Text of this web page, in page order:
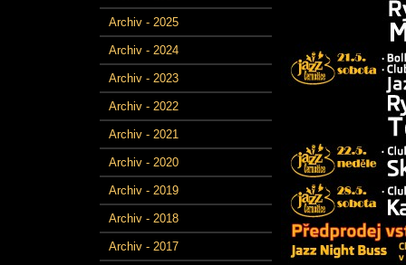
Archiv - 2025
Archiv - 2024
Archiv - 2023
Archiv - 2022
Archiv - 2021
Archiv - 2020
Archiv - 2019
Archiv - 2018
Archiv - 2017